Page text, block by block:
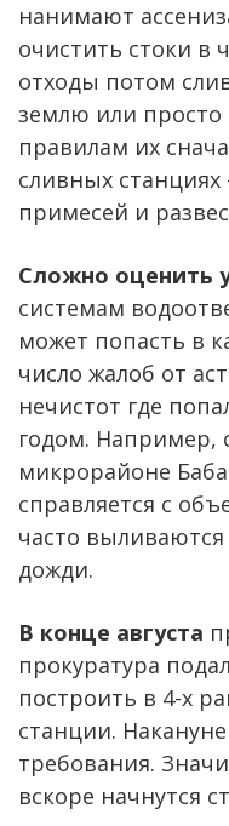
нанимают
очистить стоки в
отходы потом
землю или просто
правилам их
сливных
примесей и
Сложно оценить
системам
может попасть в
число жалоб от
нечистот где
годом. Например,
микрорайоне
справляется с
часто
дожди.
В конце августа
прокуратура
построить в 4-х
станции.
требования.
вскоре начнутся